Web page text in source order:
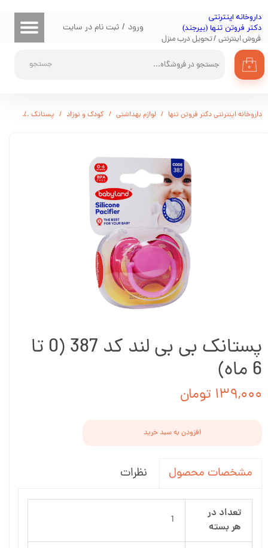
​داروخانه اینترنتی
دکتر فروتن تنها (بیرجند)
فروش اینترنتی / تحویل درب منزل
جستجو ۰
ورود / ثبت نام در سایت
حساب کاربری من
تغییر گذر واژه
سفارشات
خروج از حساب کاربری
داروخانه اینترنتی دکتر فروتن تنها لوازم بهداشتی کودک و نوزاد پستانک
پستانک بی بی لند کد 387 (0 تا
6 ماه)
۱۳۹,۰۰۰ تومان
افزودن به سبد خرید
مشخصات محصول نظرات
تعداد در
هر بسته
1